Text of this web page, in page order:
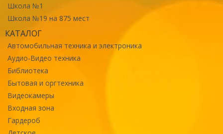
Школа №1
Школа №19 на 875 мест
КАТАЛОГ
Автомобильная техника и электроника
Аудио-Видео техника
Библиотека
Бытовая и оргтехника
Видеокамеры
Входная зона
Гардероб